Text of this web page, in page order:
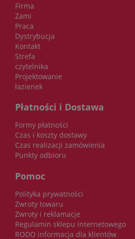
Firma
Zami
Praca
Dystrybucja
Kontakt
Strefa
czytelnika
Projektowanie
łazienek
Płatności i Dostawa
Formy płatności
Czas i koszty dostawy
Czas realizacji zamówienia
Punkty odbioru
Pomoc
Polityka prywatności
Zwroty towaru
Zwroty i reklamacje
Regulamin sklepu internetowego
RODO informacja dla klientów